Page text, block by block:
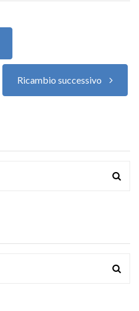
Ricambio successivo